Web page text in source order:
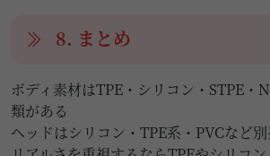
8. まとめ
ボディ素材はTPE・シリコン・STPE・
類がある
ヘッドはシリコン・TPE系・PVCなど